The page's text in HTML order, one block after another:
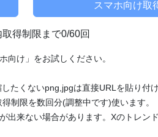
得制限まで0/60回
向け」をお試しください。
たくないpng,jpgは直接URLを貼り付
制限を数回分(調整中です)使います。
出来ない場合があります。Xのトレン